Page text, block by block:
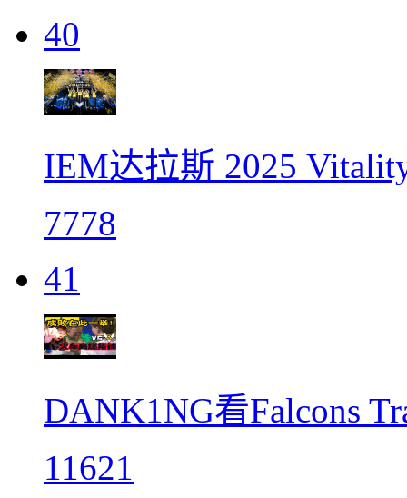
40
IEM达拉斯 2025
7778
41
DANK1NG看Falcons
11621